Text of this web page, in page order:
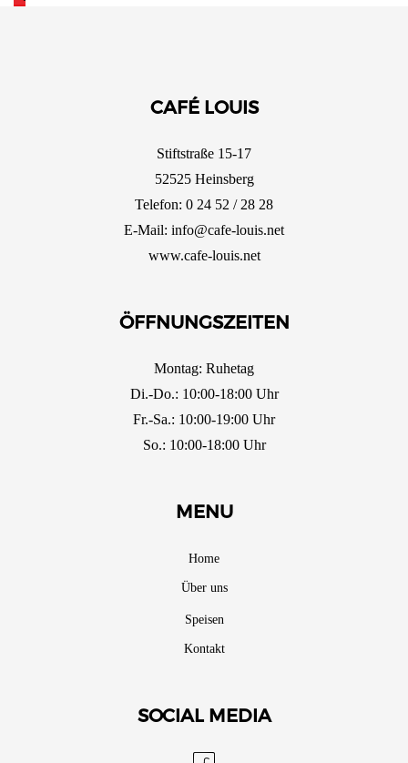
CAFÉ LOUIS
Stiftstraße 15-17
52525 Heinsberg
Telefon: 0 24 52 / 28 28
E-Mail: info@cafe-louis.net
www.cafe-louis.net
ÖFFNUNGSZEITEN
Montag: Ruhetag
Di.-Do.: 10:00-18:00 Uhr
Fr.-Sa.: 10:00-19:00 Uhr
So.: 10:00-18:00 Uhr
MENU
Home
Über uns
Speisen
Kontakt
SOCIAL MEDIA